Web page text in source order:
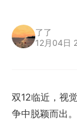
了了
12月04日
双12临近，视
争中脱颖而出。